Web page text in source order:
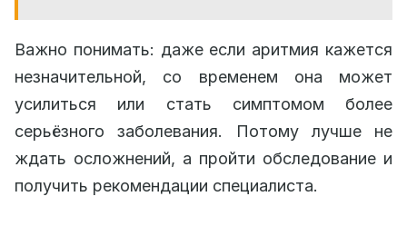
Важно понимать: даже если аритмия кажется
незначительной, со временем она может
усилиться или стать симптомом более
серьёзного заболевания. Потому лучше не
ждать осложнений, а пройти обследование и
получить рекомендации специалиста.